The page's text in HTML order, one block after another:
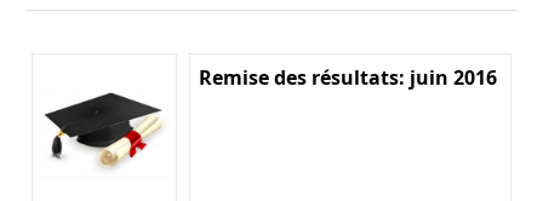
Remise des résultats: juin 2016